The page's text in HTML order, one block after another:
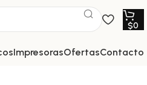
$0
impresoras ofertas contacto